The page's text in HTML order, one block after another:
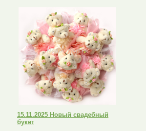
15.11.2025 Новый свадебный
букет